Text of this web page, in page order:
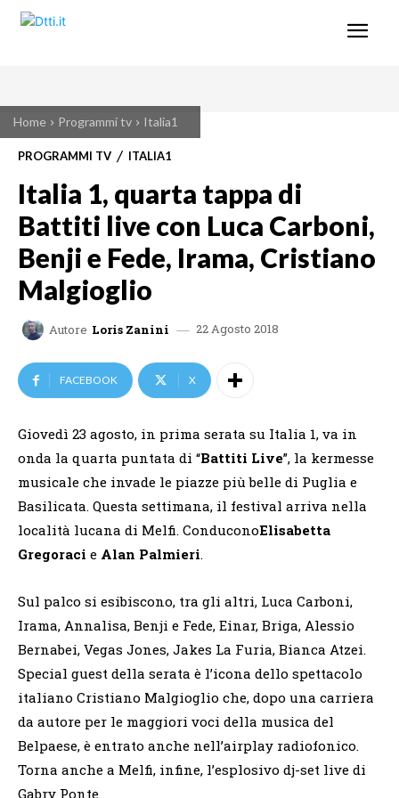
Home Programmi tv Italia1
PROGRAMMI TV ITALIA1
Italia 1, quarta tappa di
Battiti live con Luca Carboni,
Benji e Fede, Irama, Cristiano
Malgioglio
Autore Loris Zanini 22 Agosto 2018
FACEBOOK X
Giovedì 23 agosto, in prima serata su Italia 1, va in
onda la quarta puntata di “Battiti Live”, la kermesse
musicale che invade le piazze più belle di Puglia e
Basilicata. Questa settimana, il festival arriva nella
località lucana di Melfi. ConduconoElisabetta
Gregoraci e Alan Palmieri.
Sul palco si esibiscono, tra gli altri, Luca Carboni,
Irama, Annalisa, Benji e Fede, Einar, Briga, Alessio
Bernabei, Vegas Jones, Jakes La Furia, Bianca Atzei.
Special guest della serata è l’icona dello spettacolo
italiano Cristiano Malgioglio che, dopo una carriera
da autore per le maggiori voci della musica del
Belpaese, è entrato anche nell’airplay radiofonico.
Torna anche a Melfi, infine, l’esplosivo dj-set live di
Gabry Ponte.